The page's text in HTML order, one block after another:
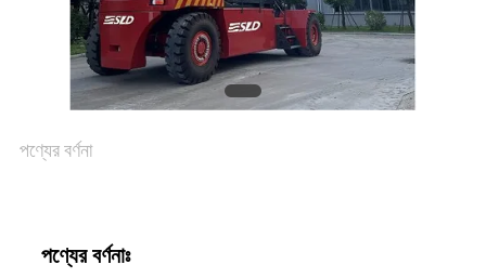
পণ্যের বর্ণনা
পণ্যের বর্ণনাঃ